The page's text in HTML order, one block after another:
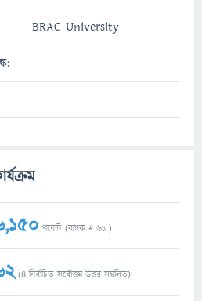
BRAC University
পয়েন্ট (র‌্যাংক # 61 )
(4নির্বাচিত সর্বোত্তম উত্তর সম্বলিত)